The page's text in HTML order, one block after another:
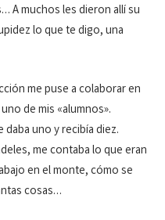
A muchos les dieron allí su
lo que te digo, una
me puse a co­labo­rar en
de mis «alumnos».
uno y recibía diez.
me contaba lo que eran
en el monte, cómo se
cosas…